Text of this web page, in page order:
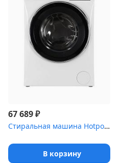
67 689₽
Стиральная машина Hotpoint WH 9490 VWX белая, загрузка фронтальна...
В корзину